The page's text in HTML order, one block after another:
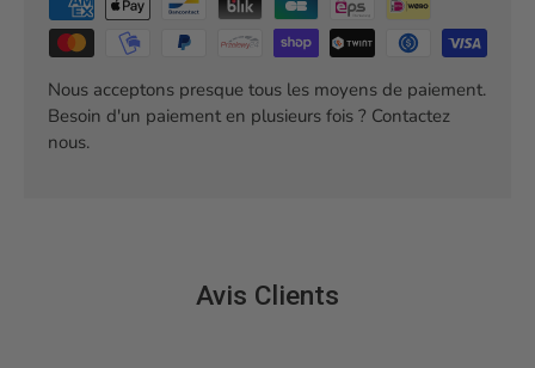
Nous acceptons presque tous les moyens de paiement.
Besoin d'un paiement en plusieurs fois ? Contactez
nous.
Avis Clients